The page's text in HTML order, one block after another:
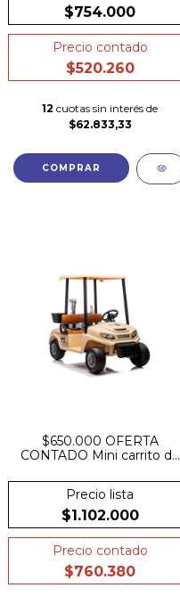
$754.000
Precio contado
$520.260
12 cuotas sin interés de
$62.833,33
COMPRAR
$650.000 OFERTA
CONTADO Mini carrito de
Precio lista
$1.102.000
Precio contado
$760.380